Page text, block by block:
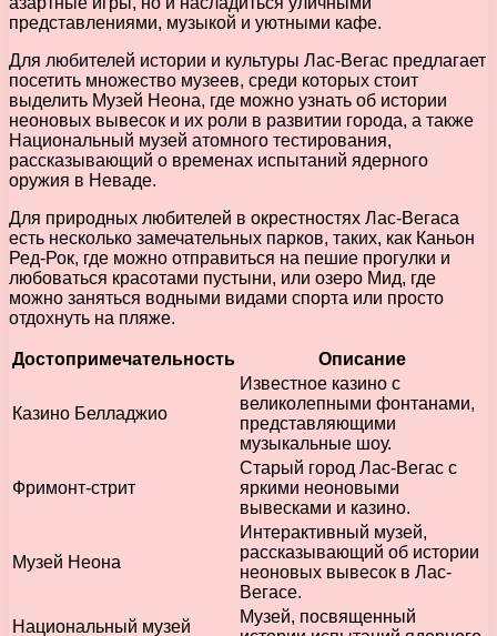
представлениями, музыкой и уютными кафе.
Для любителей истории и культуры Лас-Вегас предлагает
посетить множество музеев, среди которых стоит
выделить Музей Неона, где можно узнать об истории
неоновых вывесок и их роли в развитии города, а также
Национальный музей атомного тестирования,
рассказывающий о временах испытаний ядерного
оружия в Неваде.
Для природных любителей в окрестностях Лас-Вегаса
есть несколько замечательных парков, таких, как Каньон
Ред-Рок, где можно отправиться на пешие прогулки и
любоваться красотами пустыни, или озеро Мид, где
можно заняться водными видами спорта или просто
отдохнуть на пляже.
Достопримечательность Описание
Казино Белладжио
Известное казино с
великолепными фонтанами,
представляющими
музыкальные шоу.
Фримонт-стрит
Старый город Лас-Вегас с
яркими неоновыми
вывесками и казино.
Музей Неона
Интерактивный музей,
рассказывающий об истории
неоновых вывесок в Лас-
Вегасе.
Национальный музей
Музей, посвященный